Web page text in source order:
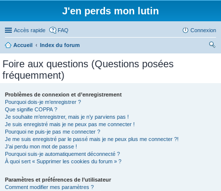
J'en perds mon lutin
Accès rapide FAQ Connexion
Accueil
Index du forum
Foire aux questions (Questions posées
fréquemment)
Problèmes de connexion et d’enregistrement
Pourquoi dois-je m’enregistrer ?
Que signifie COPPA ?
Je souhaite m’enregistrer, mais je n’y parviens pas !
Je suis enregistré mais je ne peux pas me connecter !
Pourquoi ne puis-je pas me connecter ?
Je me suis enregistré par le passé mais je ne peux plus me connecter ?!
J’ai perdu mon mot de passe !
Pourquoi suis-je automatiquement déconnecté ?
À quoi sert « Supprimer les cookies du forum » ?
Paramètres et préférences de l’utilisateur
Comment modifier mes paramètres ?